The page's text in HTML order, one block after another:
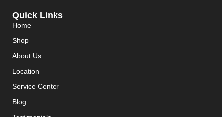
Quick Links
Home
Shop
About Us
Location
Service Center
Blog